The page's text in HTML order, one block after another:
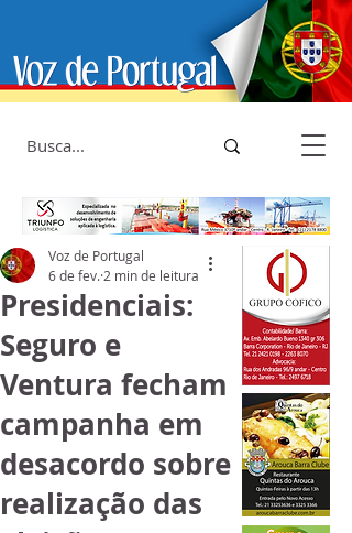
Presidenciais:
Seguro e
Ventura fecham
campanha em
desacordo sobre
realização das
Voz de Portugal
6 de fev. 2 min de leitura